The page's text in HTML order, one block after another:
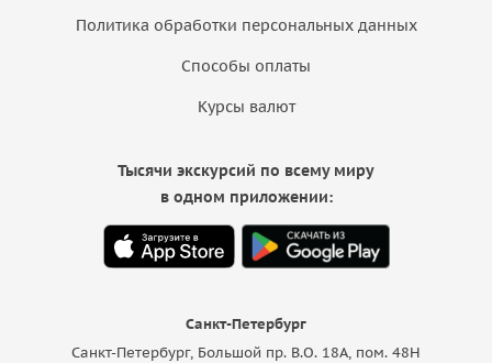
Политика обработки персональных данных
Способы оплаты
Курсы валют
Санкт-Петербург
Санкт-Петербург, Большой пр. В.О. 18A, пом. 48Н
Тысячи экскурсий по всему миру
в одном приложении: